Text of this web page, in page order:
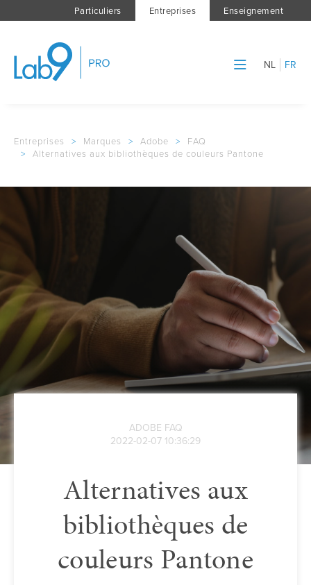
Particuliers Entreprises Enseignement
NL FR
Entreprises > Marques > Adobe >
FAQ
> Alternatives aux bibliothèques de couleurs Pantone
ADOBE FAQ
2022-02-07 10:36:29
Alternatives aux
bibliothèques de
couleurs Pantone